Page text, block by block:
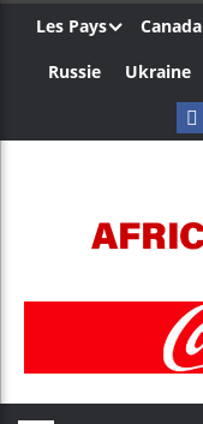
Les Pays Canada
Russie
Ukraine